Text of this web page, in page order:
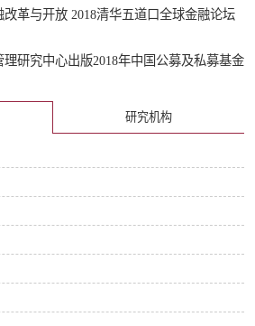
革与开放 2018清华五道口全球金融论坛
研究中心出版2018年中国公募及私募基金
研究机构